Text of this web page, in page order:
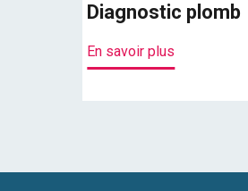
Diagnostic plomb
En savoir plus